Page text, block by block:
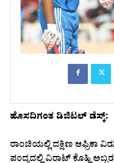
ಹೊಸದಿಗಂತ ಡಿಜಿಟಲ್ ಡೆಸ್ಕ್:
ರಾಂಚಿಯಲ್ಲಿ ದಕ್ಷಿಣ ಆಫ್ರಿಕಾ
ಪಂದ್ಯದಲ್ಲಿ ವಿರಾಟ್ ಕೊಹ್ಲಿ